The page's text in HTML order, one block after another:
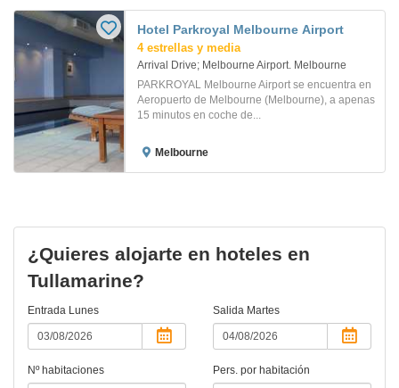
Hotel Parkroyal Melbourne Airport
4 estrellas y media
Arrival Drive; Melbourne Airport. Melbourne
PARKROYAL Melbourne Airport se encuentra en
Aeropuerto de Melbourne (Melbourne), a apenas
15 minutos en coche de...
Melbourne
¿Quieres alojarte en hoteles en
Tullamarine?
Entrada Lunes Salida Martes
Nº habitaciones Pers. por habitación